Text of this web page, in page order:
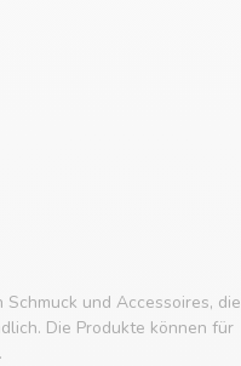
und Accessoires, die
Die Produkte können für